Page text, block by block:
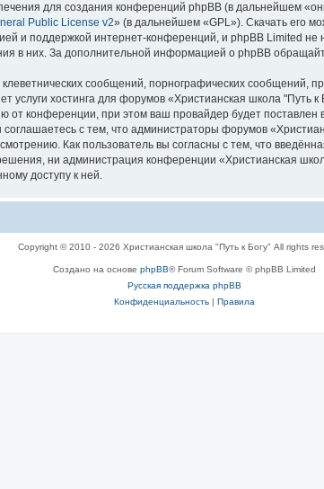
для создания конференций phpBB (в дальнейшем
Public License v2» (в дальнейшем «GPL»). Скачать его
и поддержкой интернет-конференций, и phpBB Limited
в них. За дополнительной информацией о phpBB
сообщений, порнографических сообщений,
услуги хостинга для форумов «Христианская школа "Путь
конференции, при этом ваш провайдер будет
с тем, что администраторы форумов
Как пользователь вы согласны с тем, что
ни администрация конференции «Христианская
доступу к ней.
Copyright © 2010 - 2026 Христианская школа "Путь к Богу" All rights
Создано на основе phpBB® Forum Software © phpBB Limited
Русская поддержка phpBB
Конфиденциальность| Правила